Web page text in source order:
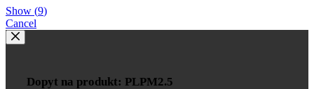
Show (9)
Cancel
Dopyt na produkt: PLPM2.5